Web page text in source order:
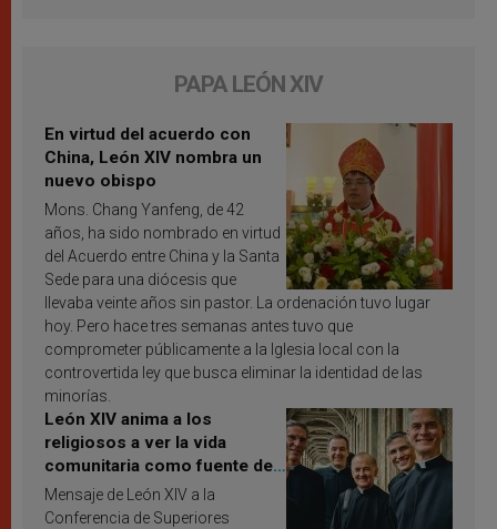
PAPA LEÓN XIV
En virtud del acuerdo con
China, León XIV nombra un
nuevo obispo
Mons. Chang Yanfeng, de 42
años, ha sido nombrado en virtud
del Acuerdo entre China y la Santa
Sede para una diócesis que
llevaba veinte años sin pastor. La ordenación tuvo lugar
hoy. Pero hace tres semanas antes tuvo que
comprometer públicamente a la Iglesia local con la
controvertida ley que busca eliminar la identidad de las
minorías.
León XIV anima a los
religiosos a ver la vida
comunitaria como fuente de
inspiración y santificación
Mensaje de León XIV a la
Conferencia de Superiores